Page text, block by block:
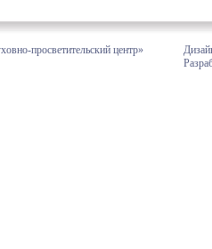
просветительский центр»